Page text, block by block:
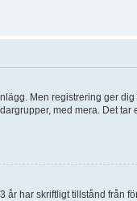
Men registrering ger
med mera. Det tar
år har skriftligt tillstånd från